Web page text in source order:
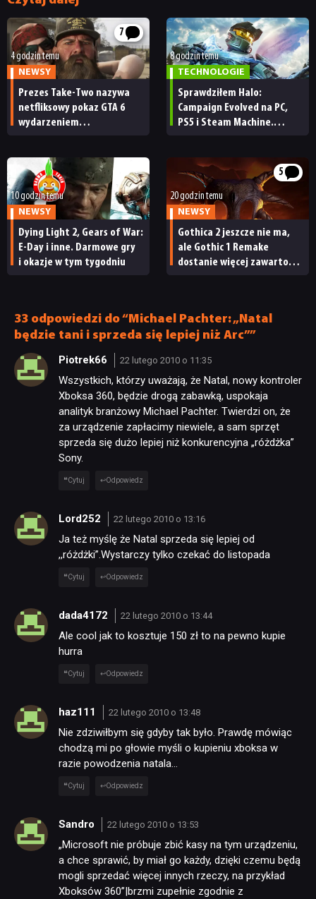
7
4 godzin temu
NEWSY
Prezes Take-Two nazywa
netfliksowy pokaz GTA 6
wydarzeniem
ma subskrybentów
8 godzin temu
TECHNOLOGIE
Sprawdziłem Halo:
Campaign Evolved na PC,
PS5 i Steam Machine.
[RECENZJA TECHNICZNA]
10 godzin temu
NEWSY
Dying Light 2, Gears of War:
E-Day i inne. Darmowe gry
i okazje w tym tygodniu
5
20 godzin temu
NEWSY
Gothica 2 jeszcze nie ma,
ale Gothic 1 Remake
dostanie więcej zawartości.
33 odpowiedzi do “Michael Pachter: „Natal
będzie tani i sprzeda się lepiej niż Arc””
Piotrek66 22 lutego 2010 o 11:35
Wszystkich, którzy uważają, że Natal, nowy kontroler
Xboksa 360, będzie drogą zabawką, uspokaja
analityk branżowy Michael Pachter. Twierdzi on, że
za urządzenie zapłacimy niewiele, a sam sprzęt
sprzeda się dużo lepiej niż konkurencyjna „różdżka”
Sony.
Cytuj Odpowiedz
Lord252 22 lutego 2010 o 13:16
Ja też myślę że Natal sprzeda się lepiej od
,,różdżki”.Wystarczy tylko czekać do listopada
Cytuj Odpowiedz
dada4172 22 lutego 2010 o 13:44
Ale cool jak to kosztuje 150 zł to na pewno kupie
hurra
Cytuj Odpowiedz
haz111 22 lutego 2010 o 13:48
Nie zdziwiłbym się gdyby tak było. Prawdę mówiąc
chodzą mi po głowie myśli o kupieniu xboksa w
razie powodzenia natala…
Cytuj Odpowiedz
Sandro 22 lutego 2010 o 13:53
„Microsoft nie próbuje zbić kasy na tym urządzeniu,
a chce sprawić, by miał go każdy, dzięki czemu będą
mogli sprzedać więcej innych rzeczy, na przykład
Xboksów 360”|brzmi zupełnie zgodnie z